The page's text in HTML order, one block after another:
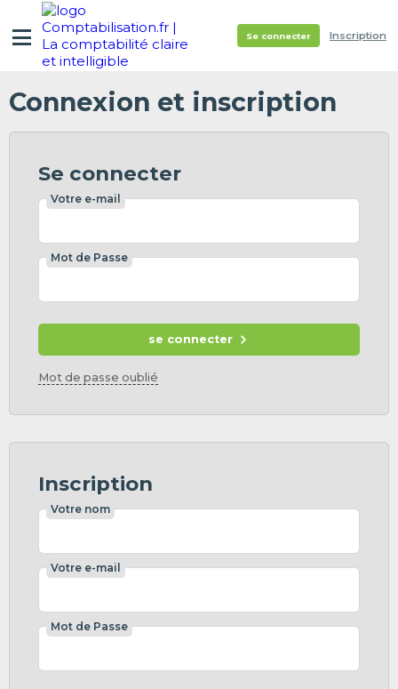
Se connecter Inscription
Connexion et inscription
Se connecter
Votre e-mail
Mot de Passe
se connecter
Mot de passe oublié
Inscription
Votre nom
Votre e-mail
Mot de Passe